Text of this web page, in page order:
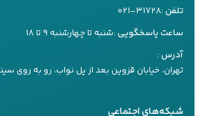
راهنمای خرید باتری
راهنمای خرید یو پی اس
راهنمای خرید اینورتر
آموزش نصب و راه‌اندازی
سرویس و نگهداری
راهنما های کاربردی
تلفن :۰۲۱-۳۱۷۲۸
ساعت پاسخگویی :شنبه تا چهارشنبه ۹ تا ۱۸
آدرس :
تهران، خیابان قزوین بعد از پل نواب، رو به روی
شبکه‌های اجتماعی
کارشناس ۲
تماس تلفنی بله